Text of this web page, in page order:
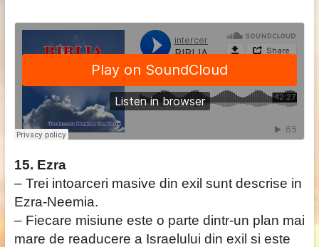
15. Ezra
– Trei intoarceri masive din exil sunt descrise in
Ezra-Neemia.
– Fiecare misiune este o parte dintr-un plan mai
mare de readucere a Israelului din exil si este